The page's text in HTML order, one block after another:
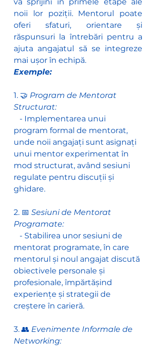
noii lor poziții. Mentorul poate
oferi sfaturi, orientare și
răspunsuri la întrebări pentru a
ajuta angajatul să se integreze
mai ușor în echipă.
Exemple:
1. 🤝 Program de Mentorat
Structurat:
program formal de mentorat,
unde noii angajați sunt asignați
unui mentor experimentat în
mod structurat, având sesiuni
regulate pentru discuții și
ghidare.
2. 📅 Sesiuni de Mentorat
Programate:
mentorat programate, în care
mentorul și noul angajat discută
obiectivele personale și
profesionale, împărtășind
experiențe și strategii de
creștere în carieră.
3. 👥 Evenimente Informale de
Networking: